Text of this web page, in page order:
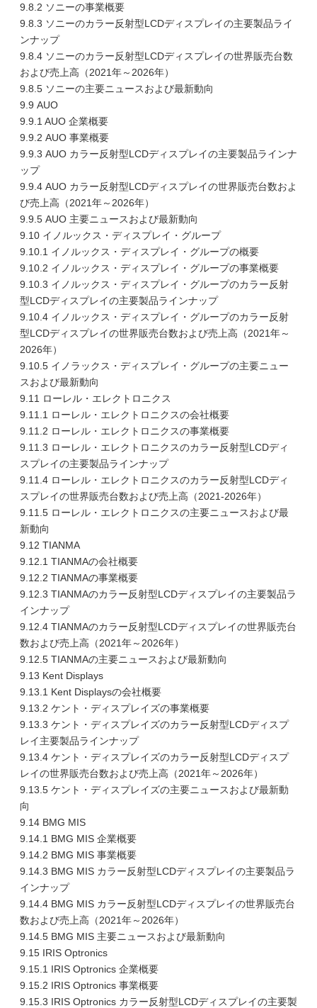
9.8.2 ソニーの事業概要
9.8.3 ソニーのカラー反射型LCDディスプレイの主要製品ライ
ンナップ
9.8.4 ソニーのカラー反射型LCDディスプレイの世界販売台数
および売上高（2021年～2026年）
9.8.5 ソニーの主要ニュースおよび最新動向
9.9 AUO
9.9.1 AUO 企業概要
9.9.2 AUO 事業概要
9.9.3 AUO カラー反射型LCDディスプレイの主要製品ラインナ
ップ
9.9.4 AUO カラー反射型LCDディスプレイの世界販売台数およ
び売上高（2021年～2026年）
9.9.5 AUO 主要ニュースおよび最新動向
9.10 イノルックス・ディスプレイ・グループ
9.10.1 イノルックス・ディスプレイ・グループの概要
9.10.2 イノルックス・ディスプレイ・グループの事業概要
9.10.3 イノルックス・ディスプレイ・グループのカラー反射
型LCDディスプレイの主要製品ラインナップ
9.10.4 イノルックス・ディスプレイ・グループのカラー反射
型LCDディスプレイの世界販売台数および売上高（2021年～
2026年）
9.10.5 イノラックス・ディスプレイ・グループの主要ニュー
スおよび最新動向
9.11 ローレル・エレクトロニクス
9.11.1 ローレル・エレクトロニクスの会社概要
9.11.2 ローレル・エレクトロニクスの事業概要
9.11.3 ローレル・エレクトロニクスのカラー反射型LCDディ
スプレイの主要製品ラインナップ
9.11.4 ローレル・エレクトロニクスのカラー反射型LCDディ
スプレイの世界販売台数および売上高（2021-2026年）
9.11.5 ローレル・エレクトロニクスの主要ニュースおよび最
新動向
9.12 TIANMA
9.12.1 TIANMAの会社概要
9.12.2 TIANMAの事業概要
9.12.3 TIANMAのカラー反射型LCDディスプレイの主要製品ラ
インナップ
9.12.4 TIANMAのカラー反射型LCDディスプレイの世界販売台
数および売上高（2021年～2026年）
9.12.5 TIANMAの主要ニュースおよび最新動向
9.13 Kent Displays
9.13.1 Kent Displaysの会社概要
9.13.2 ケント・ディスプレイズの事業概要
9.13.3 ケント・ディスプレイズのカラー反射型LCDディスプ
レイ主要製品ラインナップ
9.13.4 ケント・ディスプレイズのカラー反射型LCDディスプ
レイの世界販売台数および売上高（2021年～2026年）
9.13.5 ケント・ディスプレイズの主要ニュースおよび最新動
向
9.14 BMG MIS
9.14.1 BMG MIS 企業概要
9.14.2 BMG MIS 事業概要
9.14.3 BMG MIS カラー反射型LCDディスプレイの主要製品ラ
インナップ
9.14.4 BMG MIS カラー反射型LCDディスプレイの世界販売台
数および売上高（2021年～2026年）
9.14.5 BMG MIS 主要ニュースおよび最新動向
9.15 IRIS Optronics
9.15.1 IRIS Optronics 企業概要
9.15.2 IRIS Optronics 事業概要
9.15.3 IRIS Optronics カラー反射型LCDディスプレイの主要製